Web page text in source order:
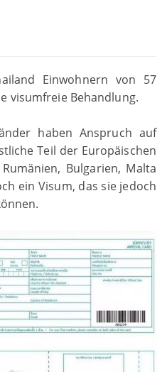
Einwohnern von 57
visumfreie Behandlung.
haben Anspruch auf
Teil der Europäischen
Bulgarien, Malta
ein Visum, das sie jedoch